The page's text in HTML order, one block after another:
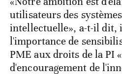
utilisateurs des
intellectuelle», a-t-il dit,
l'importance de
PME aux droits de la PI
d'encouragement de